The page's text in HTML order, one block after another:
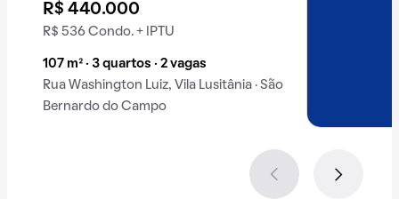
R$ 440.000
R$ 536 Condo. + IPTU
107 m² · 3 quartos · 2 vagas
Rua Washington Luiz, Vila Lusitânia · São
Bernardo do Campo